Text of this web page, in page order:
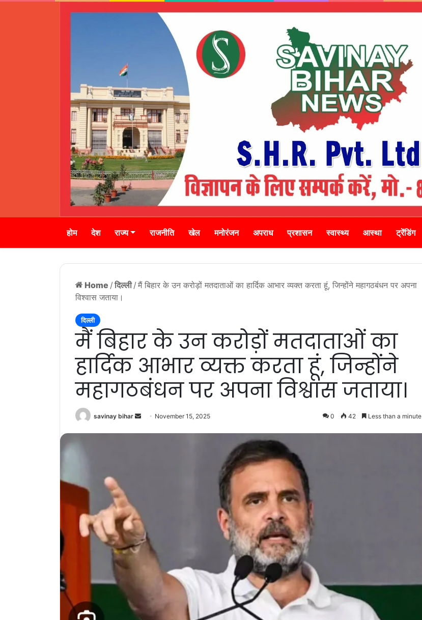
होम देश राज्य राजनीति खेल मनोरंजन अपराध प्रशासन स्वास्थ्य आस्था ट्रेंडिंग
Home / दिल्ली / मैं बिहार के उन करोड़ों मतदाताओं का हार्दिक आभार व्यक्त करता हूं, जिन्होंने महागठबंधन पर अपना
विश्वास जताया।
दिल्ली
मैं बिहार के उन करोड़ों मतदाताओं का
हार्दिक आभार व्यक्त करता हूं, जिन्होंने
महागठबंधन पर अपना विश्वास जताया।
savinay bihar
SendNovember 15, 2025 0 42 Less than a minute